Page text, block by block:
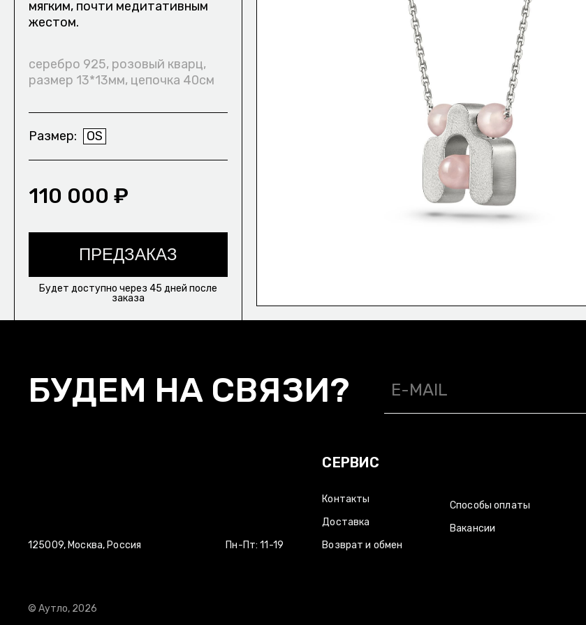
СПОСОБЫ ОПЛАТЫ/
ВАКАНСИИ/
ПОЛИТИКА КОНФИДЕНЦИАЛЬНОСТИ/
ОТКАЗ ОТ ОТВЕТСТВЕННОСТИ
мягким, почти медитативным
жестом.
серебро 925, розовый кварц,
размер 13*13мм, цепочка 40см
Размер OS
110 000 ₽
ПРЕДЗАКАЗ
Будет доступно через 45 дней после
заказа
БУДЕМ НА СВЯЗИ?
125009, Москва, Россия Пн-Пт: 11-19
СЕРВИС
Контакты
Доставка
Возврат и обмен
Способы оплаты
Вакансии
© Аутло, 2026